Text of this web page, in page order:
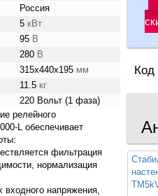
Россия
5 кВт
95 В
280 В
315х440х195 мм
11.5 кг
220 Вольт (1 фаза)
релейного
L обеспечивает
фильтрация
нормализация
входного напряжения,
Код